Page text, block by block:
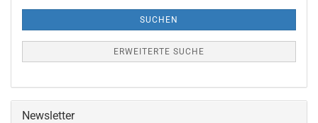
SUCHEN
ERWEITERTE SUCHE
Newsletter